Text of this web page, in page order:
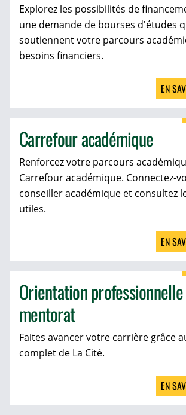
Explorez les possibilités de
une demande de bourses d'études
soutiennent votre parcours
besoins financiers.
EN
Carrefour académique
Renforcez votre parcours
Carrefour académique. Connectez-
conseiller académique et consultez
utiles.
EN
Orientation
mentorat
Faites avancer votre carrière grâce
complet de La Cité.
EN